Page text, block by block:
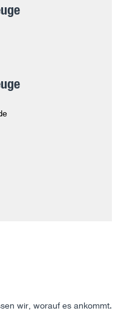
wir, worauf es ankommt.